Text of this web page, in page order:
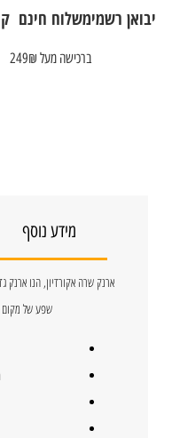
יבואן רשמימשלוח חינם
ברכישה מעל 249₪
מידע נוסף
ארנק שרה אקורדיון, הנו ארנק
שפע של מקום